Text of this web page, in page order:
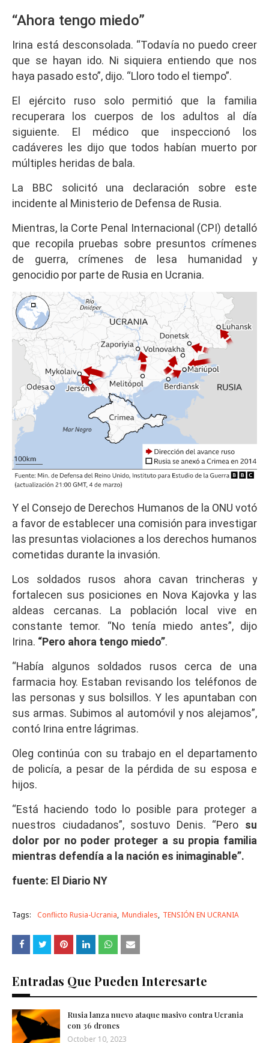
“Ahora tengo miedo”
Irina está desconsolada. “Todavía no puedo creer
que se hayan ido. Ni siquiera entiendo que nos
haya pasado esto”, dijo. “Lloro todo el tiempo”.
El ejército ruso solo permitió que la familia
recuperara los cuerpos de los adultos al día
siguiente. El médico que inspeccionó los
cadáveres les dijo que todos habían muerto por
múltiples heridas de bala.
La BBC solicitó una declaración sobre este
incidente al Ministerio de Defensa de Rusia.
Mientras, la Corte Penal Internacional (CPI) detalló
que recopila pruebas sobre presuntos crímenes
de guerra, crímenes de lesa humanidad y
genocidio por parte de Rusia en Ucrania.
Y el Consejo de Derechos Humanos de la ONU votó
a favor de establecer una comisión para investigar
las presuntas violaciones a los derechos humanos
cometidas durante la invasión.
Los soldados rusos ahora cavan trincheras y
fortalecen sus posiciones en Nova Kajovka y las
aldeas cercanas. La población local vive en
constante temor. “No tenía miedo antes”, dijo
Irina. “Pero ahora tengo miedo”.
“Había algunos soldados rusos cerca de una
farmacia hoy. Estaban revisando los teléfonos de
las personas y sus bolsillos. Y les apuntaban con
sus armas. Subimos al automóvil y nos alejamos”,
contó Irina entre lágrimas.
Oleg continúa con su trabajo en el departamento
de policía, a pesar de la pérdida de su esposa e
hijos.
“Está haciendo todo lo posible para proteger a
nuestros ciudadanos”, sostuvo Denis. “Pero su
dolor por no poder proteger a su propia familia
mientras defendía a la nación es inimaginable”.
fuente: El Diario NY
Tags: Conflicto Rusia-Ucrania Mundiales TENSIÓN EN UCRANIA
Entradas Que Pueden Interesarte
Rusia lanza nuevo ataque masivo contra Ucrania
con 36 drones
October 10, 2023